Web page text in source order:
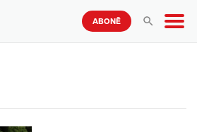
ABONĒ